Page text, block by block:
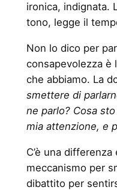
ironica, indignata.
tono, legge il
Non lo dico per
consapevolezza è
che abbiamo. La
smettere di
ne parlo? Cosa
mia attenzione, e
C’è una
meccanismo per
dibattito per